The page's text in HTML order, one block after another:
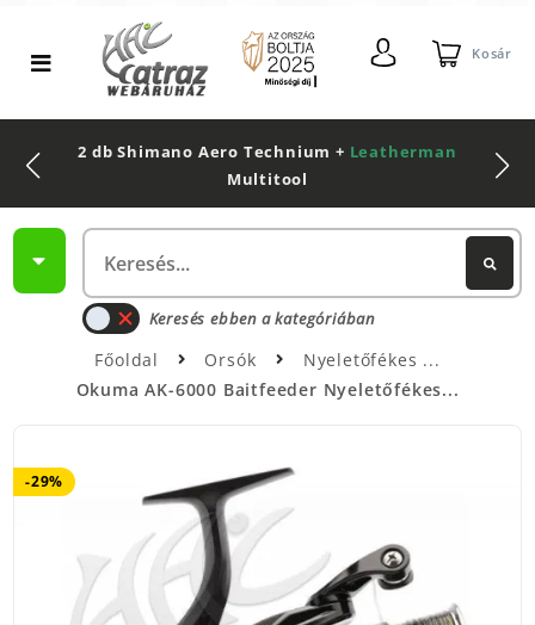
Kosár
2 db Shimano Aero Technium + Leatherman
Multitool
Keresés ebben a kategóriában
Főoldal Orsók
Nyeletőfékes
Okuma AK-6000 Baitfeeder Nyeletőfékes...
-29%